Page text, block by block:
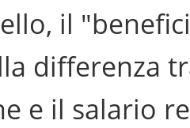
il
differenza
e il salario